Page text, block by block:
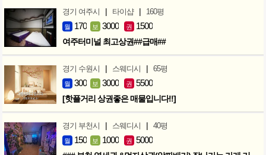
경기 여주시 | 타이샵 | 160평
월 170 보 3000 권 1500
여주터미널 최고상권##급매##
경기 수원시 | 스웨디시 | 65평
월 300 보 3000 권 5500
[핫플거리 상권좋은 매물입니다!!]
경기 부천시 | 스웨디시 | 40평
월 150 보 1000 권 5000